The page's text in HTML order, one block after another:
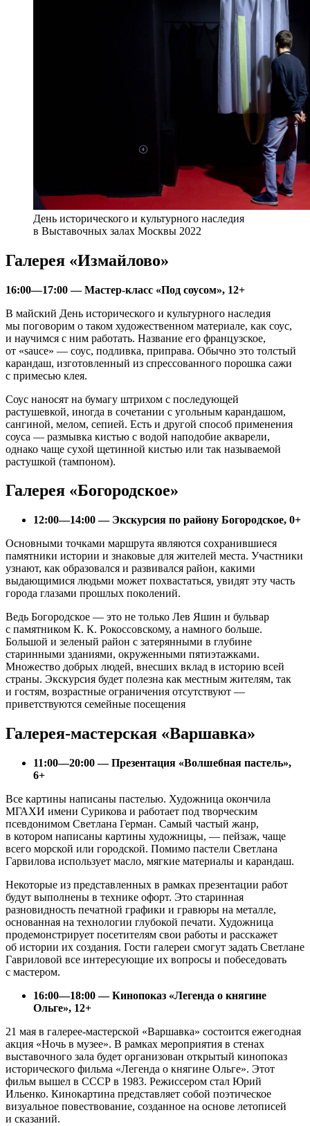
День исторического и культурного наследия
в Выставочных залах Москвы 2022
Галерея «Измайлово»
16:00—17:00 — Мастер-класс «Под соусом», 12+
В майский День исторического и культурного наследия
мы поговорим о таком художественном материале, как соус,
и научимся с ним работать. Название его французское,
от «sauce» — соус, подливка, приправа. Обычно это толстый
карандаш, изготовленный из спрессованного порошка сажи
с примесью клея.
Соус наносят на бумагу штрихом с последующей
растушевкой, иногда в сочетании с угольным карандашом,
сангиной, мелом, сепией. Есть и другой способ применения
соуса — размывка кистью с водой наподобие акварели,
однако чаще сухой щетинной кистью или так называемой
растушкой (тампоном).
Галерея «Богородское»
12:00—14:00 — Экскурсия по району Богородское, 0+
Основными точками маршрута являются сохранившиеся
памятники истории и знаковые для жителей места. Участники
узнают, как образовался и развивался район, какими
выдающимися людьми может похвастаться, увидят эту часть
города глазами прошлых поколений.
Ведь Богородское — это не только Лев Яшин и бульвар
с памятником К. К. Рокоссовскому, а намного больше.
Большой и зеленый район с затерянными в глубине
старинными зданиями, окруженными пятиэтажками.
Множество добрых людей, внесших вклад в историю всей
страны. Экскурсия будет полезна как местным жителям, так
и гостям, возрастные ограничения отсутствуют —
приветствуются семейные посещения
Галерея-мастерская «Варшавка»
11:00—20:00 — Презентация «Волшебная пастель»,
6+
Все картины написаны пастелью. Художница окончила
МГАХИ имени Сурикова и работает под творческим
псевдонимом Светлана Герман. Самый частый жанр,
в котором написаны картины художницы, — пейзаж, чаще
всего морской или городской. Помимо пастели Светлана
Гарвилова использует масло, мягкие материалы и карандаш.
Некоторые из представленных в рамках презентации работ
будут выполнены в технике офорт. Это старинная
разновидность печатной графики и гравюры на металле,
основанная на технологии глубокой печати. Художница
продемонстрирует посетителям свои работы и расскажет
об истории их создания. Гости галереи смогут задать Светлане
Гавриловой все интересующие их вопросы и побеседовать
с мастером.
16:00—18:00 — Кинопоказ «Легенда о княгине
Ольге», 12+
21 мая в галерее-мастерской «Варшавка» состоится ежегодная
акция «Ночь в музее». В рамках мероприятия в стенах
выставочного зала будет организован открытый кинопоказ
исторического фильма «Легенда о княгине Ольге». Этот
фильм вышел в СССР в 1983. Режиссером стал Юрий
Ильенко. Кинокартина представляет собой поэтическое
визуальное повествование, созданное на основе летописей
и сказаний.